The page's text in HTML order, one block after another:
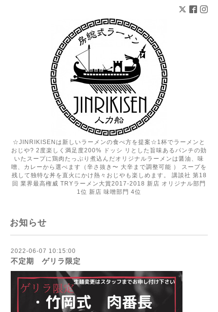
☆JINRIKISENは新しいラーメンの食べ方を提案☆1杯でラーメンと
おじや? 2度楽しく満足度200% ドッシ リとした旨味あるパンチの効
いたスープに鶏肉たっぷり煮込んだオリジナルラーメンは醤油、味
噌、カレーから選べます（辛さ抜き〜 大辛まで調整可能 ） スープを
残して独特な丼を直火にかけ熱々おじやも楽しめます。 講談社 第18
回 業界最高権威 TRYラーメン大賞2017-2018 新店 オリジナル部門
1位 新店 味噌部門 4位
お知らせ
2022-06-07 10:15:00
不定期 ゲリラ限定